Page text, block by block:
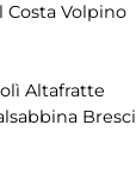
Costa Volpino
Altafratte